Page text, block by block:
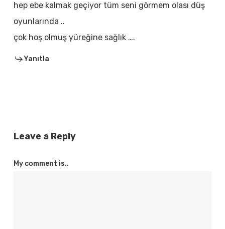
hep ebe kalmak geçiyor tüm seni görmem olası düş
oyunlarında ..
çok hoş olmuş yüreğine sağlık ….
Yanıtla
Leave a Reply
My comment is..